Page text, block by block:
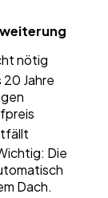
nötig
20 Jahre
Die
Dach.